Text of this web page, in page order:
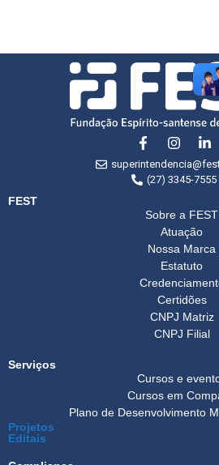
(27) 3345-7555
FEST
Sobre a FEST
Atuação
Nossa Marca
Estatuto
Certidões
CNPJ Matriz
CNPJ Filial
Serviços
Cursos e
Cursos em
Plano de Desenvolvimento
Projetos
Editais